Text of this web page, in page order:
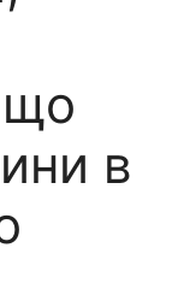
що
в